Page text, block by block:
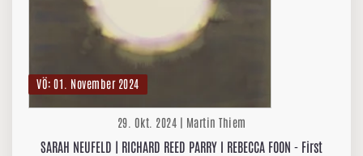
VÖ: 01. November 2024
29. Okt. 2024 | Martin Thiem
SARAH NEUFELD | RICHARD REED PARRY I REBECCA FOON - First